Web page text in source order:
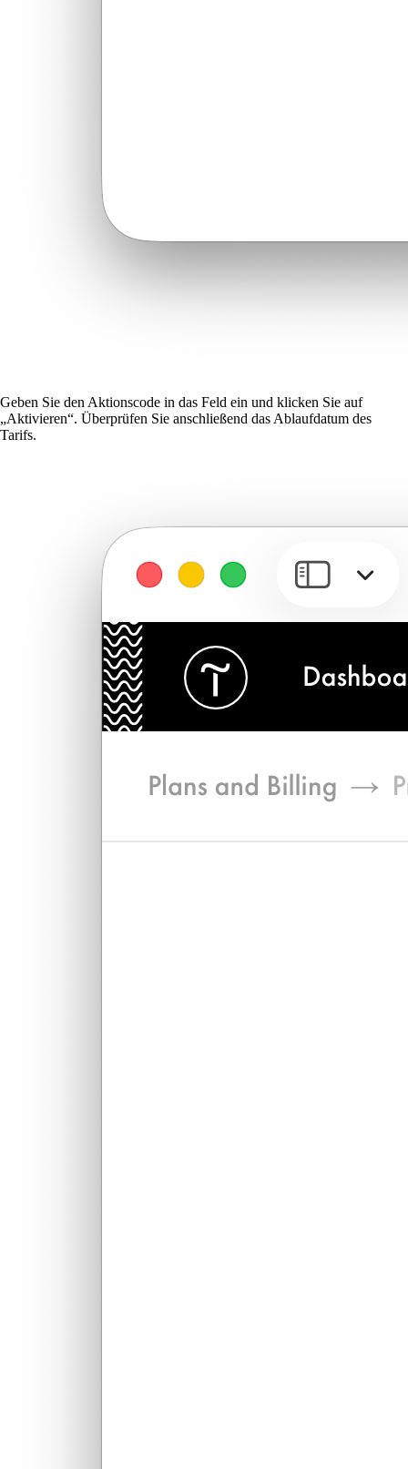
Geben Sie den Aktionscode in das Feld ein und klicken Sie auf
„Aktivieren“. Überprüfen Sie anschließend das Ablaufdatum des
Tarifs.